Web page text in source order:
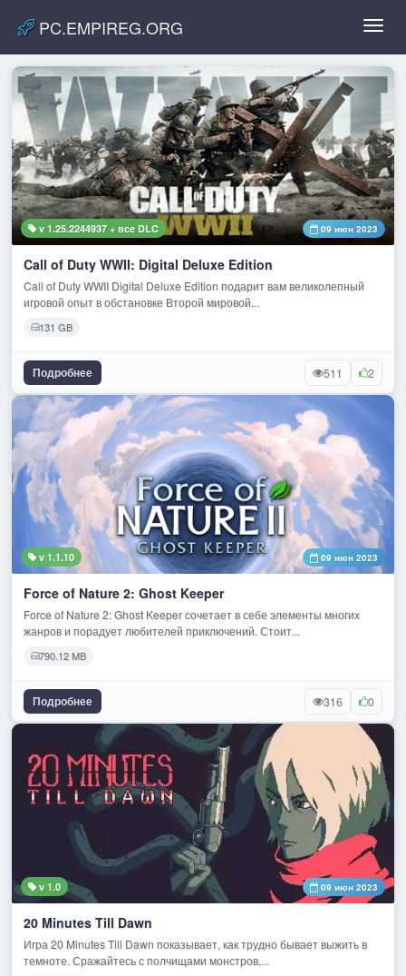
PC.EMPIREG.ORG
v 1.25.2244937 + все DLC 09 июн 2023
Call of Duty WWII: Digital Deluxe Edition
Call of Duty WWII Digital Deluxe Edition подарит вам великолепный
игровой опыт в обстановке Второй мировой...
131 GB
Подробнее 511 2
v 1.1.10 09 июн 2023
Force of Nature 2: Ghost Keeper
Force of Nature 2: Ghost Keeper сочетает в себе элементы многих
жанров и порадует любителей приключений. Стоит...
790.12 MB
Подробнее 316 0
v 1.0 09 июн 2023
20 Minutes Till Dawn
Игра 20 Minutes Till Dawn показывает, как трудно бывает выжить в
темноте. Сражайтесь с полчищами монстров,...